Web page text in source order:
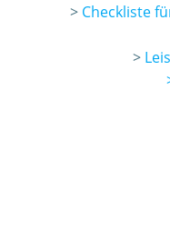
> Checkliste
>